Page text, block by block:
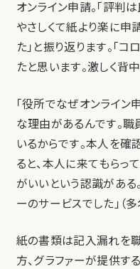
オンライン申請。「評判
やさしくて紙より楽に申
た」と振り返ります。「
たと思います。激しく背
「役所でなぜオンライン
な理由があるんです。職
いるからです。本人を確
ると、本人に来てもらっ
がいいという認識がある
ーのサービスでした」（多
紙の書類は記入漏れを
方、グラファーが提供